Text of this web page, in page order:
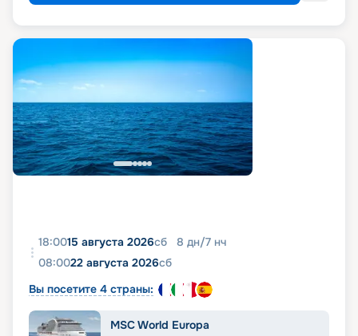
18:0015 августа 2026сб 8 дн/7 нч
08:0022 августа 2026сб
Вы посетите 4 страны:
MSC World Europa